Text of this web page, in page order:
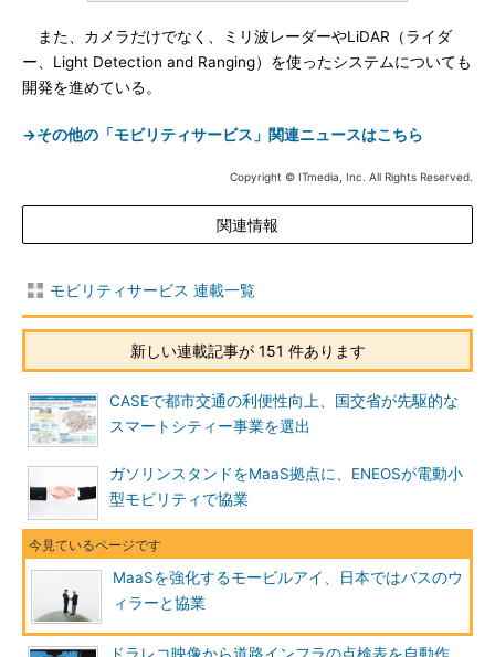
また、カメラだけでなく、ミリ波レーダーやLiDAR（ライダ
ー、Light Detection and Ranging）を使ったシステムについても
開発を進めている。
→その他の「モビリティサービス」関連ニュースはこちら
Copyright © ITmedia, Inc. All Rights Reserved.
関連情報
モビリティサービス 連載一覧
新しい連載記事が 151 件あります
CASEで都市交通の利便性向上、国交省が先駆的な
スマートシティー事業を選出
ガソリンスタンドをMaaS拠点に、ENEOSが電動小
型モビリティで協業
MaaSを強化するモービルアイ、日本ではバスのウ
ィラーと協業